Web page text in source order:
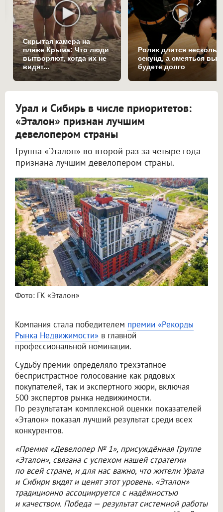
Скрытая камера на
пляже Крыма: Что люди
вытворяют, когда их не
видят...
Ролик длится
секунд, а смеяться вы
будете долго
Урал и Сибирь в числе приоритетов:
«Эталон» признан лучшим
девелопером страны
Группа «Эталон» во второй раз за четыре года
признана лучшим девелопером страны.
Фото: ГК «Эталон»
Компания стала победителем премии «Рекорды
Рынка Недвижимости» в главной
профессиональной номинации.
Судьбу премии определяло трёхэтапное
беспристрастное голосование как рядовых
покупателей, так и экспертного жюри, включая
500 экспертов рынка недвижимости.
По результатам комплексной оценки показателей
«Эталон» показал лучший результат среди всех
конкурентов.
«Премия «Девелопер № 1», присуждённая Группе
«Эталон», связана с успехом нашей стратегии
по всей стране, и для нас важно, что жители Урала
и Сибири видят и ценят этот уровень. «Эталон»
традиционно ассоциируется с надёжностью
и качеством. Победа — результат системной работы